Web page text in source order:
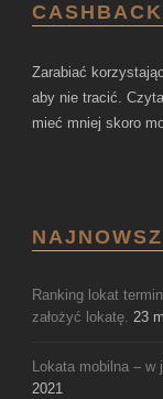
Zarabiać
aby nie tracić.
mieć mniej skoro
Ranking lokat
założyć lokatę. 23
Lokata mobilna – w
2021